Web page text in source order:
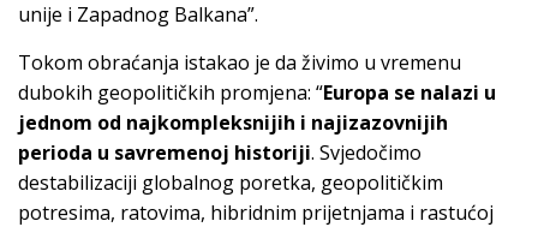
unije i Zapadnog Balkana”.
Tokom obraćanja istakao je da živimo u vremenu
dubokih geopolitičkih promjena: “Europa se nalazi u
jednom od najkompleksnijih i najizazovnijih
perioda u savremenoj historiji. Svjedočimo
destabilizaciji globalnog poretka, geopolitičkim
potresima, ratovima, hibridnim prijetnjama i rastućoj